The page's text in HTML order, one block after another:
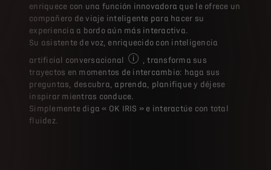
enriquece con una función innovadora que le ofrece un
compañero de viaje inteligente para hacer su
experiencia a bordo aún más interactiva.​
Su asistente de voz, enriquecido con inteligencia
artificial conversacional
(i) EN OPCIÓN: Esta funcionalidad
, transforma sus
trayectos en momentos de intercambio: haga sus
preguntas, descubra, aprenda, planifique y déjese
inspirar mientras conduce.​
Simplemente diga « OK IRIS » e interactúe con total
fluidez.​